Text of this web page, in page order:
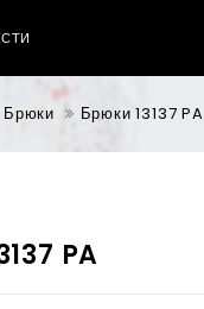
Брюки Брюки 13137 PA
PA